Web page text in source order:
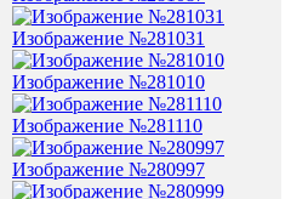
Изображение №281031
Изображение №281010
Изображение №281110
Изображение №280997